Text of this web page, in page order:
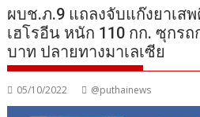
ผบช.ภ.9 แถลงจับแก๊งยาเส
เฮโรอีน หนัก 110 กก. ซุกร
บาท ปลายทางมาเลเซีย
05/10/2022 @puthainews